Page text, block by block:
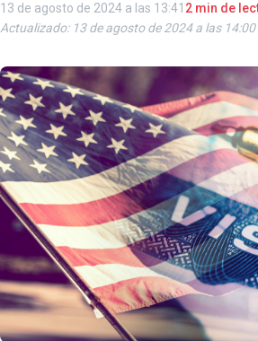
13 de agosto de 2024 a las 13:41 2 min de
Actualizado: 13 de agosto de 2024 a las 14:00